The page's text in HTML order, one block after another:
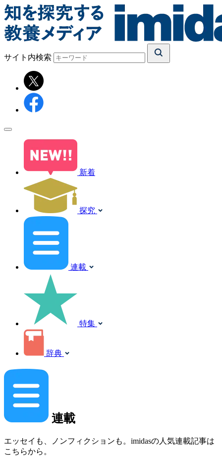
サイト内検索
新着
探究
連載
特集
辞典
連載
エッセイも、ノンフィクションも。imidasの人気連載記事は
こちらから。